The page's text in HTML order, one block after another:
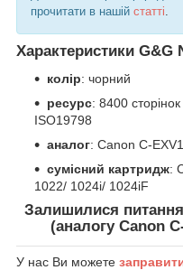
прочитати в нашій статті.
Характеристики G&G
колір: чорний
ресурс: 8400
ISO19798
аналог: Canon C-
сумісний картридж:
1022/ 1024i/ 1024iF
Залишилися
(аналогу Canon
У нас Ви можете